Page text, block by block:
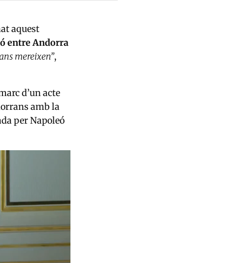
aquest
entre Andorra
mereixen”,
d’un acte
amb la
per Napoleó